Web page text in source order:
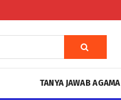
TANYA JAWAB AGAMA